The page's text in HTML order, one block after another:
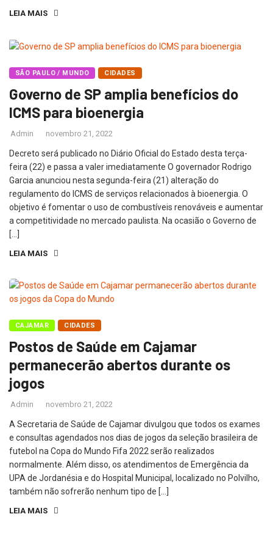
LEIA MAIS
SÃO PAULO / MUNDO CIDADES
Governo de SP amplia benefícios do
ICMS para bioenergia
Admin novembro 21, 2022
Decreto será publicado no Diário Oficial do Estado desta terça-
feira (22) e passa a valer imediatamente O governador Rodrigo
Garcia anunciou nesta segunda-feira (21) alteração do
regulamento do ICMS de serviços relacionados à bioenergia. O
objetivo é fomentar o uso de combustíveis renováveis e aumentar
a competitividade no mercado paulista. Na ocasião o Governo de
[…]
LEIA MAIS
CAJAMAR CIDADES
Postos de Saúde em Cajamar
permanecerão abertos durante os
jogos
Admin novembro 21, 2022
A Secretaria de Saúde de Cajamar divulgou que todos os exames
e consultas agendados nos dias de jogos da seleção brasileira de
futebol na Copa do Mundo Fifa 2022 serão realizados
normalmente. Além disso, os atendimentos de Emergência da
UPA de Jordanésia e do Hospital Municipal, localizado no Polvilho,
também não sofrerão nenhum tipo de […]
LEIA MAIS